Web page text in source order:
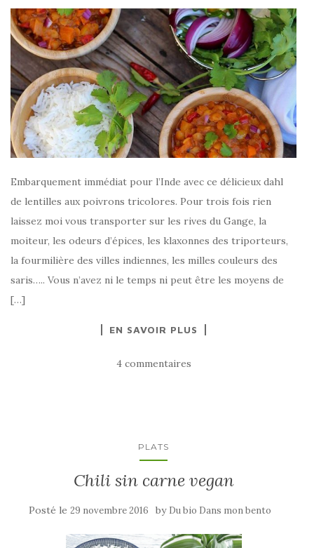
Embarquement immédiat pour l’Inde avec ce délicieux dahl
de lentilles aux poivrons tricolores. Pour trois fois rien
laissez moi vous transporter sur les rives du Gange, la
moiteur, les odeurs d’épices, les klaxonnes des triporteurs,
la fourmilière des villes indiennes, les milles couleurs des
saris….. Vous n’avez ni le temps ni peut être les moyens de
[…]
EN SAVOIR PLUS
4 commentaires
PLATS
Chili sin carne vegan
Posté le 29 novembre 2016 by Du bio Dans mon bento